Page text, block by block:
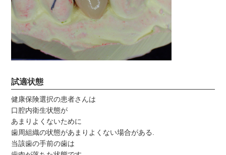
試適状態
健康保険選択の患者さんは
口腔内衛生状態が
あまりよくないために
歯周組織の状態があまりよくない場合がある.
当該歯の手前の歯は